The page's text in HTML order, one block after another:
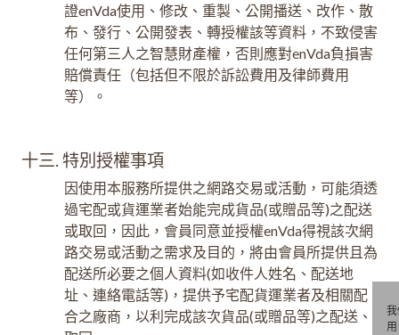
證enVda使用、修改、重製、公開播送、改作、散
布、發行、公開發表、轉授權該等資料，不致侵害
任何第三人之智慧財產權，否則應對enVda負損害
賠償責任（包括但不限於訴訟費用及律師費用
等）。
十三. 特別授權事項
因使用本服務所提供之網路交易或活動，可能須透
過宅配或貨運業者始能完成貨品(或贈品等)之配送
或取回，因此，會員同意並授權enVda得視該次網
路交易或活動之需求及目的，將由會員所提供且為
配送所必要之個人資料(如收件人姓名、配送地
址、連絡電話等)，提供予宅配貨運業者及相關配
合之廠商，以利完成該次貨品(或贈品等)之配送、